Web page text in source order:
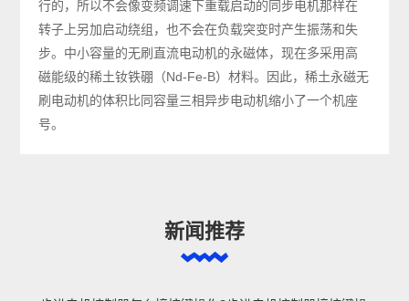
行的，所以不会像变频调速下重载启动的同步电机那样在
转子上另加启动绕组，也不会在负载突变时产生振荡和失
步。中小容量的无刷直流电动机的永磁体，现在多采用高
磁能级的稀土钕铁硼（Nd-Fe-B）材料。因此，稀土永磁无
刷电动机的体积比同容量三相异步电动机缩小了一个机座
号。
新闻推荐